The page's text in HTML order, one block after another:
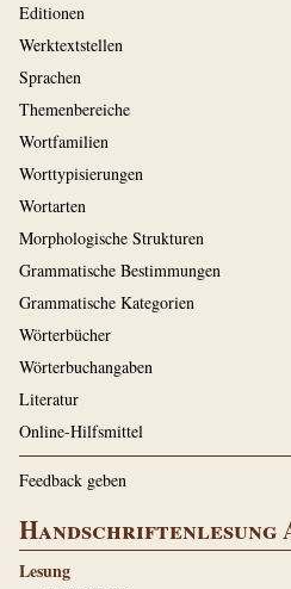
Editionen
Werktextstellen
Sprachen
Themenbereiche
Wortfamilien
Worttypisierungen
Wortarten
Morphologische Strukturen
Grammatische Bestimmungen
Grammatische Kategorien
Wörterbücher
Wörterbuchangaben
Literatur
Online-Hilfsmittel
Feedback geben
Handschriftenlesung
Lesung